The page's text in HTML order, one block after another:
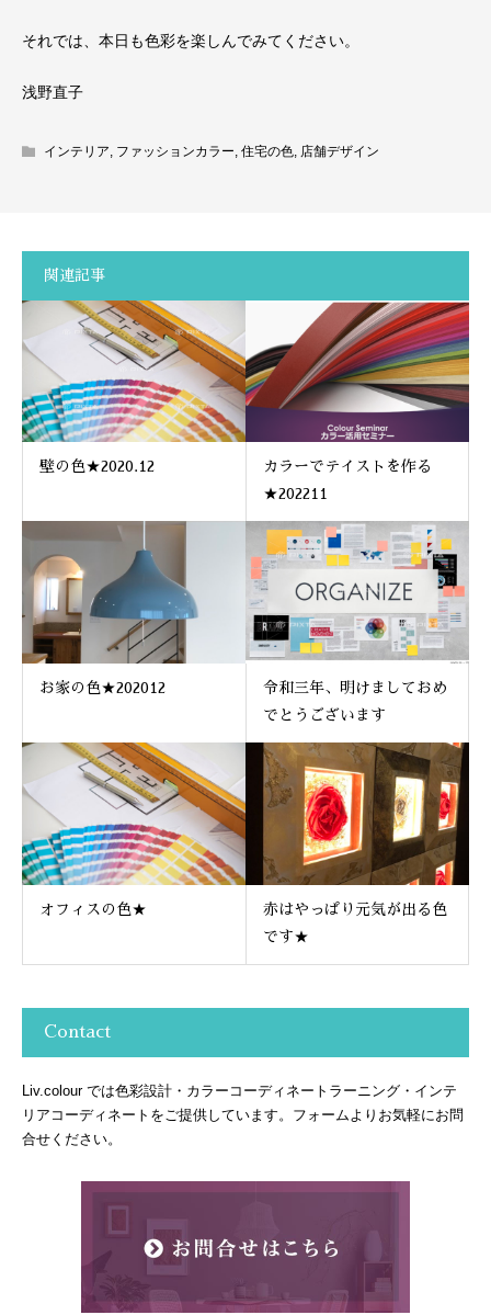
それでは、本日も色彩を楽しんでみてください。
浅野直子
インテリア ファッションカラー 住宅の色 店舗デザイン
関連記事
壁の色★2020.12
カラーでテイストを作る
★202211
お家の色★202012
令和三年、明けましておめ
でとうございます
オフィスの色★
赤はやっぱり元気が出る色
です★
Contact
Liv.colour では色彩設計・カラーコーディネートラーニング・インテ
リアコーディネートをご提供しています。フォームよりお気軽にお問
合せください。